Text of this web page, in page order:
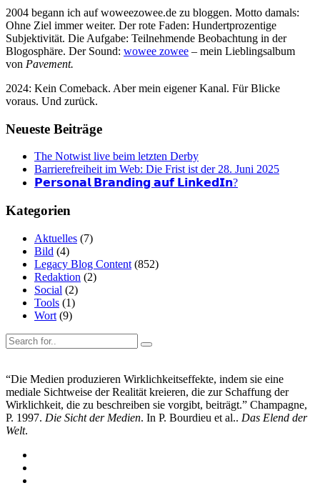
2004 begann ich auf woweezowee.de zu bloggen. Motto damals:
Ohne Ziel immer weiter. Der rote Faden: Hundertprozentige
Subjektivität. Die Aufgabe: Teilnehmende Beobachtung in der
Blogosphäre. Der Sound: wowee zowee – mein Lieblingsalbum
von Pavement.
2024: Kein Comeback. Aber mein eigener Kanal. Für Blicke
voraus. Und zurück.
Neueste Beiträge
The Notwist live beim letzten Derby
Barrierefreiheit im Web: Die Frist ist der 28. Juni 2025
𝗣𝗲𝗿𝘀𝗼𝗻𝗮𝗹 𝗕𝗿𝗮𝗻𝗱𝗶𝗻𝗴 𝗮𝘂𝗳 𝗟𝗶𝗻𝗸𝗲𝗱𝗜𝗻?
Kategorien
Aktuelles (7)
Bild (4)
Legacy Blog Content (852)
Redaktion (2)
Social (2)
Tools (1)
Wort (9)
“Die Medien produzieren Wirklichkeitseffekte, indem sie eine
mediale Sichtweise der Realität kreieren, die zur Schaffung der
Wirklichkeit, die zu beschreiben sie vorgibt, beiträgt.” Champagne,
P. 1997. Die Sicht der Medien. In P. Bourdieu et al.. Das Elend der
Welt.